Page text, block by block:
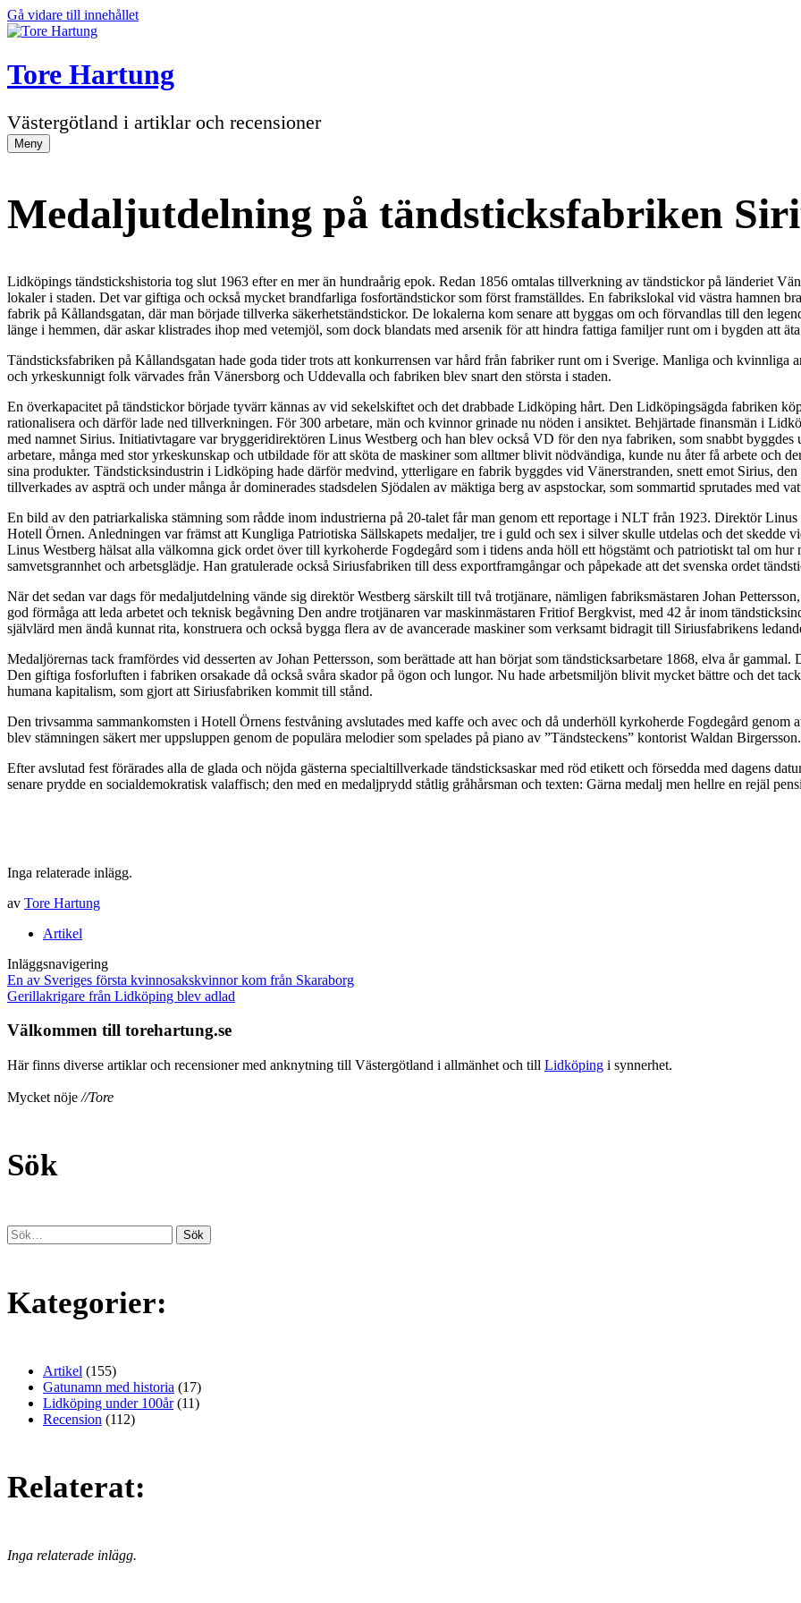
Gå vidare till innehållet
Tore Hartung
Västergötland i artiklar och recensioner
Meny
Medaljutdelning på tändsticksfabriken
Lidköpings tändstickshistoria tog slut 1963 efter en mer än hundraårig epok. Redan 1856 omtalas tillverkning av tändstickor på länderiet
lokaler i staden. Det var giftiga och också mycket brandfarliga fosfortändstickor som först framställdes. En fabrikslokal vid västra hamnen
fabrik på Kållandsgatan, där man började tillverka säkerhetständstickor. De lokalerna kom senare att byggas om och förvandlas till den
länge i hemmen, där askar klistrades ihop med vetemjöl, som dock blandats med arsenik för att hindra fattiga familjer runt om i bygden att
Tändsticksfabriken på Kållandsgatan hade goda tider trots att konkurrensen var hård från fabriker runt om i Sverige. Manliga och
och yrkeskunnigt folk värvades från Vänersborg och Uddevalla och fabriken blev snart den största i staden.
En överkapacitet på tändstickor började tyvärr kännas av vid sekelskiftet och det drabbade Lidköping hårt. Den Lidköpingsägda fabriken
rationalisera och därför lade ned tillverkningen. För 300 arbetare, män och kvinnor grinade nu nöden i ansiktet. Behjärtade finansmän i
med namnet Sirius. Initiativtagare var bryggeridirektören Linus Westberg och han blev också VD för den nya fabriken, som snabbt
arbetare, många med stor yrkeskunskap och utbildade för att sköta de maskiner som alltmer blivit nödvändiga, kunde nu åter få arbete och
sina produkter. Tändsticksindustrin i Lidköping hade därför medvind, ytterligare en fabrik byggdes vid Vänerstranden, snett emot Sirius,
tillverkades av aspträ och under många år dominerades stadsdelen Sjödalen av mäktiga berg av aspstockar, som sommartid sprutades med
En bild av den patriarkaliska stämning som rådde inom industrierna på 20-talet får man genom ett reportage i NLT från 1923. Direktör
Hotell Örnen. Anledningen var främst att Kungliga Patriotiska Sällskapets medaljer, tre i guld och sex i silver skulle utdelas och det skedde
Linus Westberg hälsat alla välkomna gick ordet över till kyrkoherde Fogdegård som i tidens anda höll ett högstämt och patriotiskt tal om
samvetsgrannhet och arbetsglädje. Han gratulerade också Siriusfabriken till dess exportframgångar och påpekade att det svenska ordet
När det sedan var dags för medaljutdelning vände sig direktör Westberg särskilt till två trotjänare, nämligen fabriksmästaren Johan
god förmåga att leda arbetet och teknisk begåvning Den andre trotjänaren var maskinmästaren Fritiof Bergkvist, med 42 år inom
självlärd men ändå kunnat rita, konstruera och också bygga flera av de avancerade maskiner som verksamt bidragit till Siriusfabrikens
Medaljörernas tack framfördes vid desserten av Johan Pettersson, som berättade att han börjat som tändsticksarbetare 1868, elva år
Den giftiga fosforluften i fabriken orsakade då också svåra skador på ögon och lungor. Nu hade arbetsmiljön blivit mycket bättre och det
humana kapitalism, som gjort att Siriusfabriken kommit till stånd.
Den trivsamma sammankomsten i Hotell Örnens festvåning avslutades med kaffe och avec och då underhöll kyrkoherde Fogdegård genom
blev stämningen säkert mer uppsluppen genom de populära melodier som spelades på piano av ”Tändsteckens” kontorist Waldan Birgersson.
Efter avslutad fest förärades alla de glada och nöjda gästerna specialtillverkade tändsticksaskar med röd etikett och försedda med dagens
senare prydde en socialdemokratisk valaffisch; den med en medaljprydd ståtlig gråhårsman och texten: Gärna medalj men hellre en rejäl
Inga relaterade inlägg.
av Tore Hartung
Artikel
Inläggsnavigering
En av Sveriges första kvinnosakskvinnor kom från Skaraborg
Gerillakrigare från Lidköping blev adlad
Välkommen till torehartung.se
Här finns diverse artiklar och recensioner med anknytning till Västergötland i allmänhet och till Lidköping i synnerhet.
Mycket nöje //Tore
Sök
Kategorier:
Artikel (155)
Gatunamn med historia (17)
Lidköping under 100år(11)
Recension (112)
Relaterat:
Inga relaterade inlägg.